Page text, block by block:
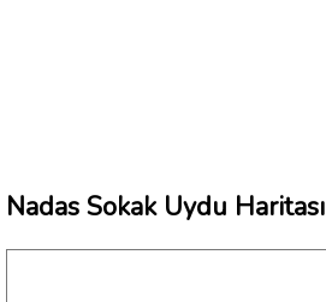
Nadas Sokak Uydu Haritası